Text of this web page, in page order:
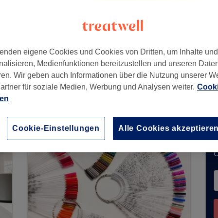
Straße 24, Berlin, Hellersdorf, 12627
über Treatwell entgegen. Nutzen Sie
zu finden. Dort warten viele erstklassige
eigene Cookies und Cookies von Dritten, um Inhalte
Medienfunktionen bereitzustellen und unseren
Wir geben auch Informationen über die Nutzung unserer
für soziale Medien, Werbung und Analysen weiter.
Cookie-Einstellungen Alle Cookies akzeptieren